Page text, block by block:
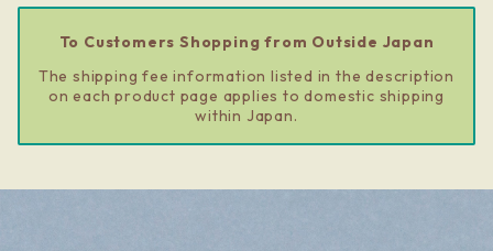
To Customers Shopping from Outside Japan
The shipping fee information listed in the description
on each product page applies to domestic shipping
within Japan.